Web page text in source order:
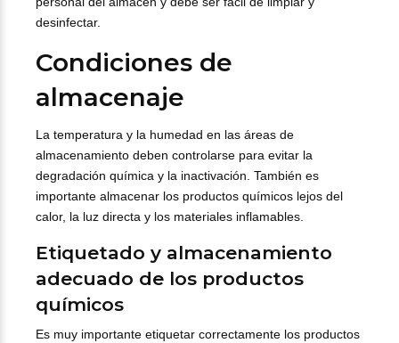
desinfectar.
Condiciones de
almacenaje
La temperatura y la humedad en las áreas de
almacenamiento deben controlarse para evitar la
degradación química y la inactivación. También es
importante almacenar los productos químicos lejos del
calor, la luz directa y los materiales inflamables.
Etiquetado y almacenamiento
adecuado de los productos
químicos
Es muy importante etiquetar correctamente los productos